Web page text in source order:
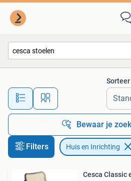
Alle afstanden…
Bewaar je
Filters Huis en Inrichting
Cesca Classic